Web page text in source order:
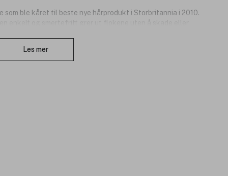
ble kåret til beste nye hårprodukt i Storbritannia i 2010.
Les mer